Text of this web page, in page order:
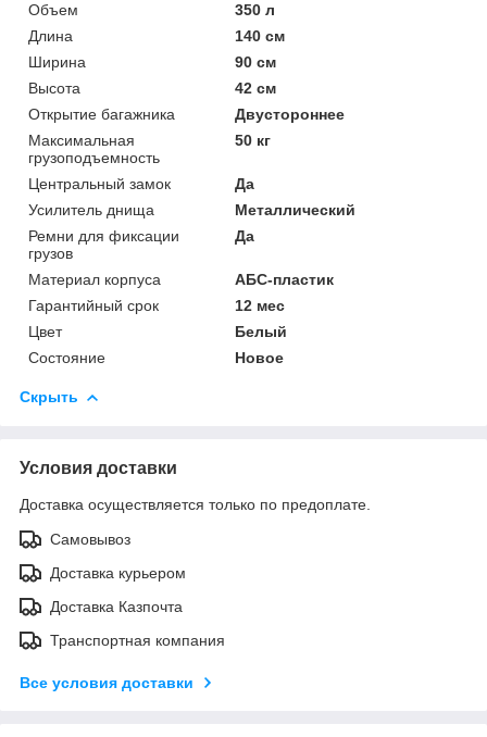
Объем
350 л
Длина
140 см
Ширина
90 см
Высота
42 см
Открытие багажника
Двустороннее
Максимальная
грузоподъемность
50 кг
Центральный замок
Да
Усилитель днища
Металлический
Ремни для фиксации
грузов
Да
Материал корпуса
АБС-пластик
Гарантийный срок
12 мес
Цвет
Белый
Состояние
Новое
Скрыть
Условия доставки
Доставка осуществляется только по предоплате.
Самовывоз
Доставка курьером
Доставка Казпочта
Транспортная компания
Все условия доставки